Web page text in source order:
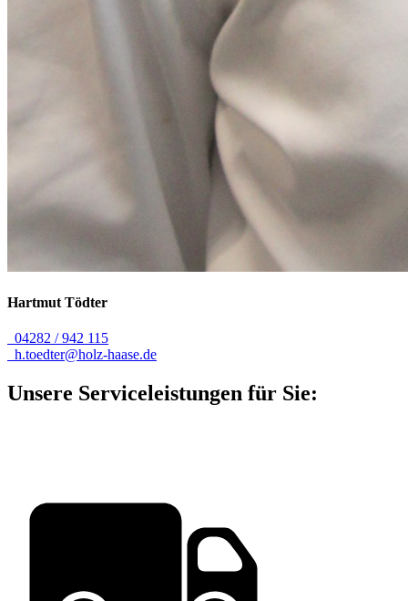
Hartmut Tödter
04282 / 942 115
h.toedter@holz-haase.de
Unsere Serviceleistungen für Sie: